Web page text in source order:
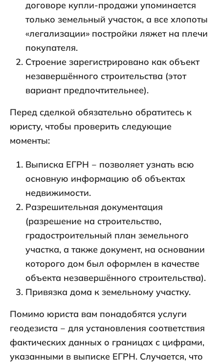
договоре купли-продажи упоминается
только земельный участок, а все хлопоты
«легализации» постройки ляжет на плечи
покупателя.
Строение зарегистрировано как объект
незавершённого строительства (этот
вариант предпочтительнее).
Перед сделкой обязательно обратитесь к
юристу, чтобы проверить следующие
моменты:
Выписка ЕГРН ‒ позволяет узнать всю
основную информацию об объектах
недвижимости.
Разрешительная документация
(разрешение на строительство,
градостроительный план земельного
участка, а также документ, на основании
которого дом был оформлен в качестве
объекта незавершённого строительства).
Привязка дома к земельному участку.
Помимо юриста вам понадобятся услуги
геодезиста ‒ для установления соответствия
фактических данных о границах с цифрами,
указанными в выписке ЕГРН. Случается, что